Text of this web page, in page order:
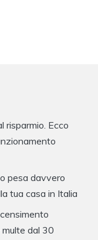
risparmio. Ecco
pesa davvero
tua casa in Italia
dal 30